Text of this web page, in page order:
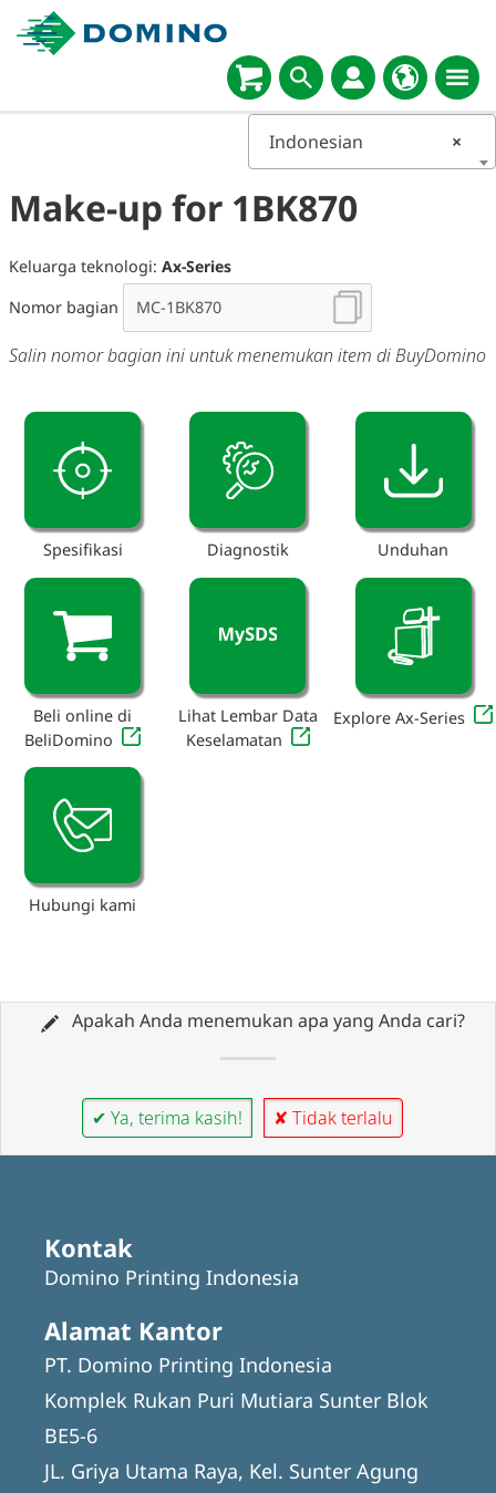
×
Indonesian
Make-up for 1BK870
Keluarga teknologi: Ax-Series
Nomor bagian
Salin nomor bagian ini untuk menemukan item di BuyDomino
Spesifikasi Diagnostik Unduhan
Beli online di
BeliDomino
Lihat Lembar Data
Keselamatan
Explore Ax-Series
Hubungi kami
Apakah Anda menemukan apa yang Anda cari?
✔ Ya, terima kasih! ✘ Tidak terlalu
Kontak
Domino Printing Indonesia
Alamat Kantor
PT. Domino Printing Indonesia
Komplek Rukan Puri Mutiara Sunter Blok
BE5-6
JL. Griya Utama Raya, Kel. Sunter Agung